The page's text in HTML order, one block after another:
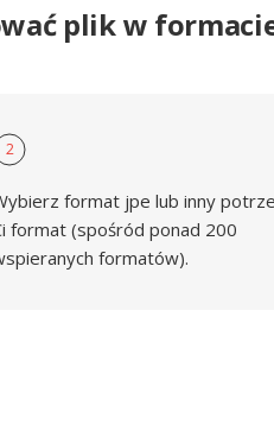
plik w
2
format jpe lub inny
format (spośród ponad 200
formatów).